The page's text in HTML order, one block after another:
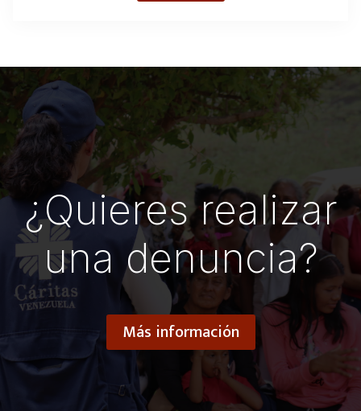
What are you waiting for?
¿Quieres realizar
una denuncia?
Más información